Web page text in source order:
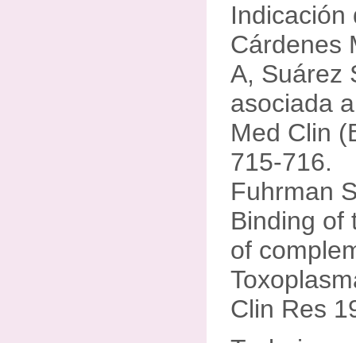
Indicación
Cárdenes
A, Suárez
asociada
Med Clin
715-716.
Fuhrman
Binding of
of
Clin Res